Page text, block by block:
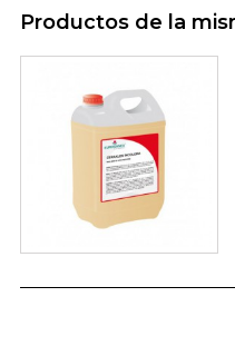
Productos de la